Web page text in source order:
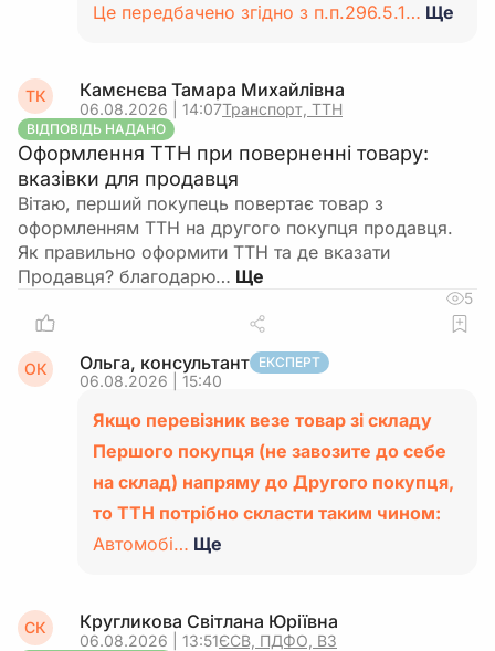
Це передбачено згідно з п.п.296.5.1… Ще
ТК Камєнєва Тамара Михайлівна
06.08.2026 | 14:07Транспорт, ТТН
ВІДПОВІДЬ НАДАНО
Оформлення ТТН при поверненні товару:
вказівки для продавця
Вітаю, перший покупець повертає товар з
оформленням ТТН на другого покупця продавця.
Як правильно оформити ТТН та де вказати
Продавця? благодарю…
5
ОК Ольга, консультант ЕКСПЕРТ
06.08.2026 | 15:40
Якщо перевізник везе товар зі складу
Першого покупця (не завозите до себе
на склад) напряму до Другого покупця,
то ТТН потрібно скласти таким чином:
Автомобі… Ще
СК Кругликова Світлана Юріївна
06.08.2026 | 13:51ЄСВ, ПДФО, ВЗ